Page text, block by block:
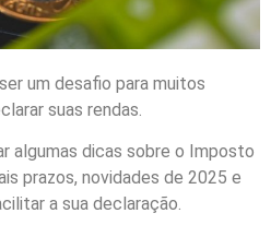
um desafio para muitos
suas rendas.
algumas dicas sobre o Imposto
prazos, novidades de 2025 e
a sua declaração.